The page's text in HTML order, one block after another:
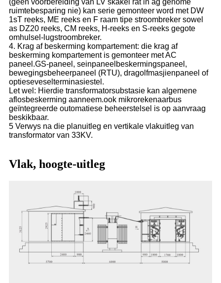
ruimtebesparing nie) kan serie gemonteer word met DW
1sT reeks, ME reeks en F raam tipe stroombreker sowel
as DZ20 reeks, CM reeks, H-reeks en S-reeks gegote
omhulsel-lugstroombreker.
4. Krag af beskerming kompartement: die krag af
beskerming kompartement is gemonteer met AC
paneel.GS-paneel, seinpaneelbeskermingspaneel,
bewegingsbeheerpaneel (RTU), dragolfmasjienpaneel of
optieseveselterminasiestel.
Let wel: Hierdie transformatorsubstasie kan algemene
aflosbeskerming aanneem.ook mikrorekenaarbus
geïntegreerde outomatiese beheerstelsel is op aanvraag
beskikbaar.
5 Verwys na die planuitleg en vertikale vlakuitleg van
transformator van 33KV.
Vlak, hoogte-uitleg